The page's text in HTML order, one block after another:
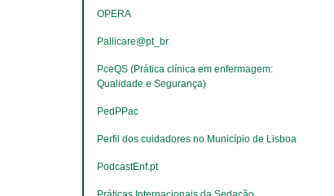
OPERA
Pallicare@pt_br
PceQS (Prática clínica em enfermagem:
Qualidade e Segurança)
PedPPac
Perfil dos cuidadores no Município de Lisboa
PodcastEnf.pt